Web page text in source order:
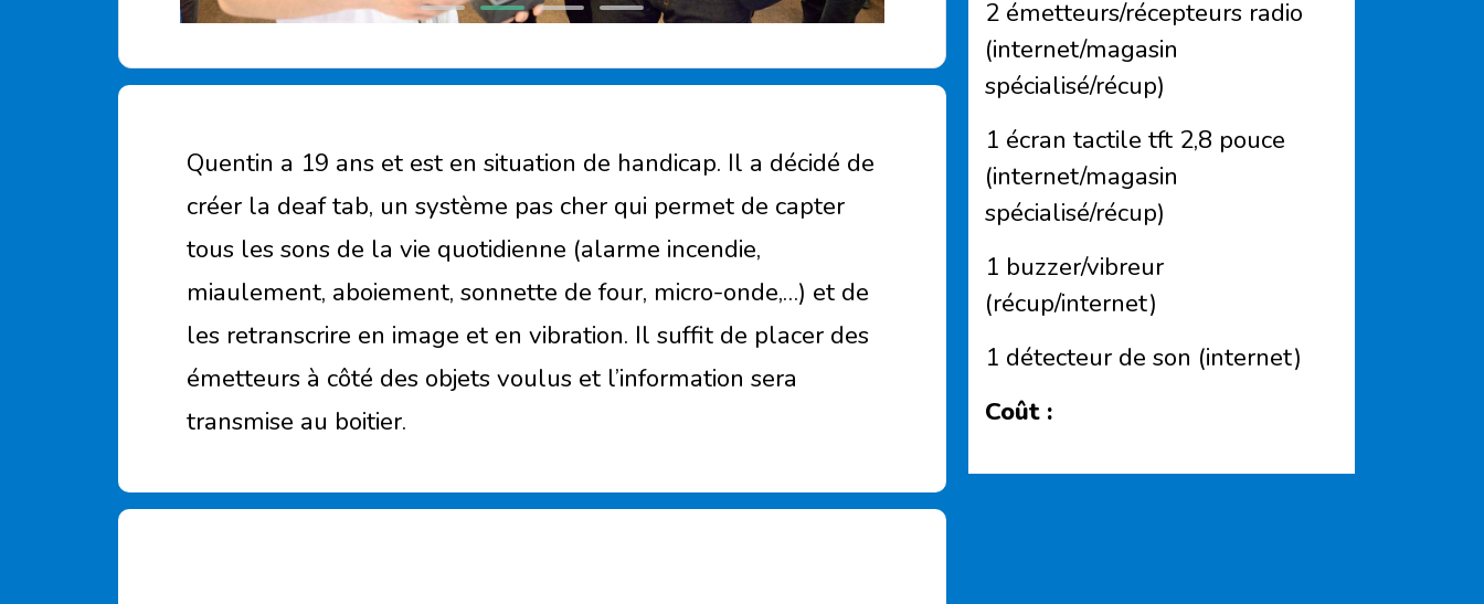
Quentin a 19 ans et est en situation de handicap. Il a décidé de
créer la deaf tab, un système pas cher qui permet de capter
tous les sons de la vie quotidienne (alarme incendie,
miaulement, aboiement, sonnette de four, micro-onde,…) et de
les retranscrire en image et en vibration. Il suffit de placer des
émetteurs à côté des objets voulus et l’information sera
transmise au boitier.
2 émetteurs/récepteurs radio
(internet/magasin
spécialisé/récup)
1 écran tactile tft 2,8 pouce
(internet/magasin
spécialisé/récup)
1 buzzer/vibreur
(récup/internet)
1 détecteur de son (internet)
Coût :